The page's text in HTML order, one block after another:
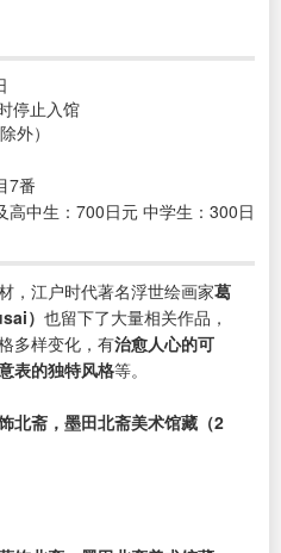
停止入馆
外）
7番
高中生：700日元 中学生：300日
，江户时代著名浮世绘画家葛
） 也留下了大量相关作品，
多样变化，有治愈人心的可
表的独特风格等。
北斋，墨田北斋美术馆藏（2